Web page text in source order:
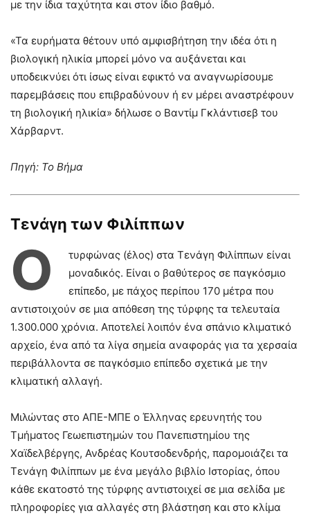
με την ίδια ταχύτητα και στον ίδιο βαθμό.
«Τα ευρήματα θέτουν υπό αμφισβήτηση την ιδέα ότι η
βιολογική ηλικία μπορεί μόνο να αυξάνεται και
υποδεικνύει ότι ίσως είναι εφικτό να αναγνωρίσουμε
παρεμβάσεις που επιβραδύνουν ή εν μέρει αναστρέφουν
τη βιολογική ηλικία» δήλωσε ο Βαντίμ Γκλάντισεβ του
Χάρβαρντ.
Πηγή: Το Βήμα
Τενάγη των Φιλίππων
Ο
τυρφώνας (έλος) στα Τενάγη Φιλίππων είναι
μοναδικός. Είναι ο βαθύτερος σε παγκόσμιο
επίπεδο, με πάχος περίπου 170 μέτρα που
αντιστοιχούν σε μια απόθεση της τύρφης τα τελευταία
1.300.000 χρόνια. Αποτελεί λοιπόν ένα σπάνιο κλιματικό
αρχείο, ένα από τα λίγα σημεία αναφοράς για τα χερσαία
περιβάλλοντα σε παγκόσμιο επίπεδο σχετικά με την
κλιματική αλλαγή.
Μιλώντας στο ΑΠΕ-ΜΠΕ ο Έλληνας ερευνητής του
Τμήματος Γεωεπιστημών του Πανεπιστημίου της
Χαϊδελβέργης, Ανδρέας Κουτσοδενδρής, παρομοιάζει τα
Τενάγη Φιλίππων με ένα μεγάλο βιβλίο Ιστορίας, όπου
κάθε εκατοστό της τύρφης αντιστοιχεί σε μια σελίδα με
πληροφορίες για αλλαγές στη βλάστηση και στο κλίμα